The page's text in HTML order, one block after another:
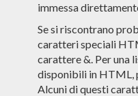
immessa
Se si riscontrano
caratteri speciali
carattere &. Per una
disponibili in HTML,
Alcuni di questi